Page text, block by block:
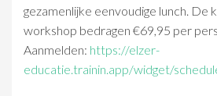
gezamenlijke eenvoudige lunch. De
workshop bedragen €69,95 per
Aanmelden: https://elzer-
educatie.trainin.app/widget/